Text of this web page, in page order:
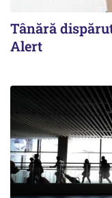
Tânără
Alert